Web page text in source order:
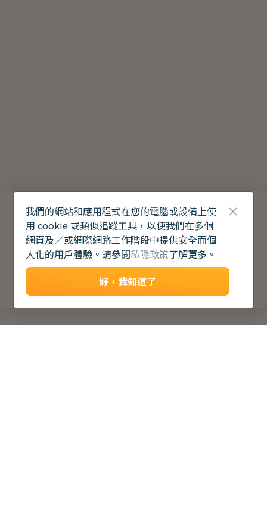
我們的網站和應用程式在您的電腦或設備上使
用 cookie 或類似追蹤工具，以便我們在多個
網頁及／或網際網路工作階段中提供安全而個
人化的用戶體驗。請參閱私隱政策了解更多。
好，我知道了